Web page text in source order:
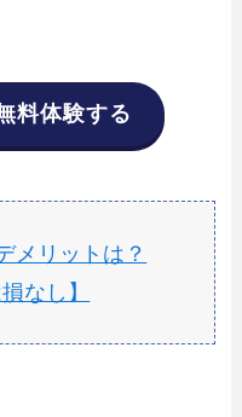
料体験する
メリットは？
なし】